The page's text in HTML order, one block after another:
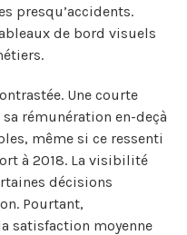
presqu’accidents.
de bord visuels
Une courte
rémunération en-deçà
même si ce ressenti
à 2018. La visibilité
décisions
Pourtant,
satisfaction moyenne